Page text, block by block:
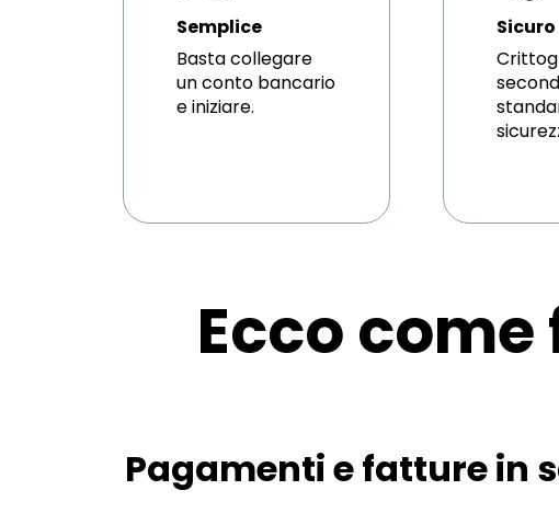
Semplice
Basta collegare
un conto bancario
e iniziare.
Sicuro
Ecco
Pagamenti e fatture in